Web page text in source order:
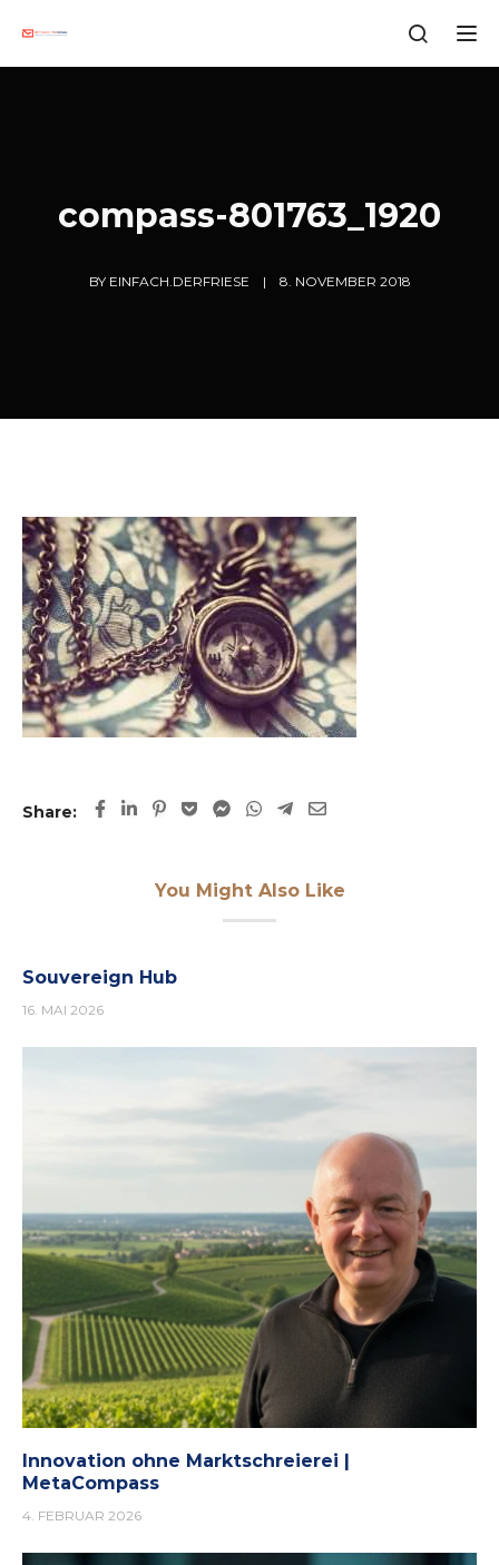
compass-801763_1920
BY EINFACH.DERFRIESE 8. NOVEMBER 2018
Share:
You Might Also Like
Souvereign Hub
16. MAI 2026
Innovation ohne Marktschreierei |
MetaCompass
4. FEBRUAR 2026